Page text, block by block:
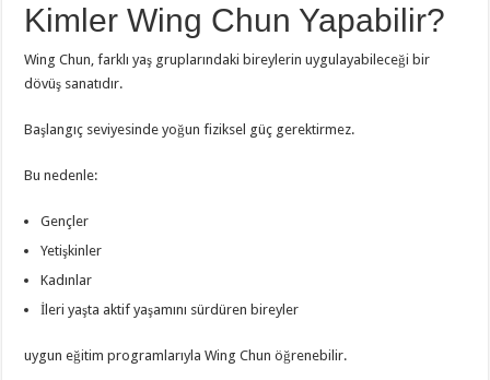
Kimler Wing Chun Yapabilir?
Wing Chun, farklı yaş gruplarındaki bireylerin uygulayabileceği bir
dövüş sanatıdır.
Başlangıç seviyesinde yoğun fiziksel güç gerektirmez.
Bu nedenle:
Gençler
Yetişkinler
Kadınlar
İleri yaşta aktif yaşamını sürdüren bireyler
uygun eğitim programlarıyla Wing Chun öğrenebilir.